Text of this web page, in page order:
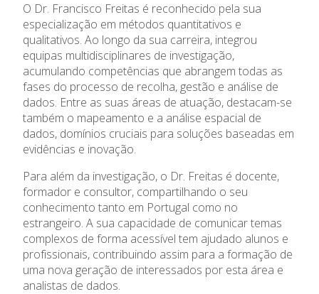
Informações
APEE
Notícias
O Dr. Francisco Freitas é reconhecido pela sua
especialização em métodos quantitativos e
qualitativos. Ao longo da sua carreira, integrou
equipas multidisciplinares de investigação,
acumulando competências que abrangem todas as
fases do processo de recolha, gestão e análise de
dados. Entre as suas áreas de atuação, destacam-se
também o mapeamento e a análise espacial de
dados, domínios cruciais para soluções baseadas em
evidências e inovação.
Para além da investigação, o Dr. Freitas é docente,
formador e consultor, compartilhando o seu
conhecimento tanto em Portugal como no
estrangeiro. A sua capacidade de comunicar temas
complexos de forma acessível tem ajudado alunos e
profissionais, contribuindo assim para a formação de
uma nova geração de interessados por esta área e
analistas de dados.